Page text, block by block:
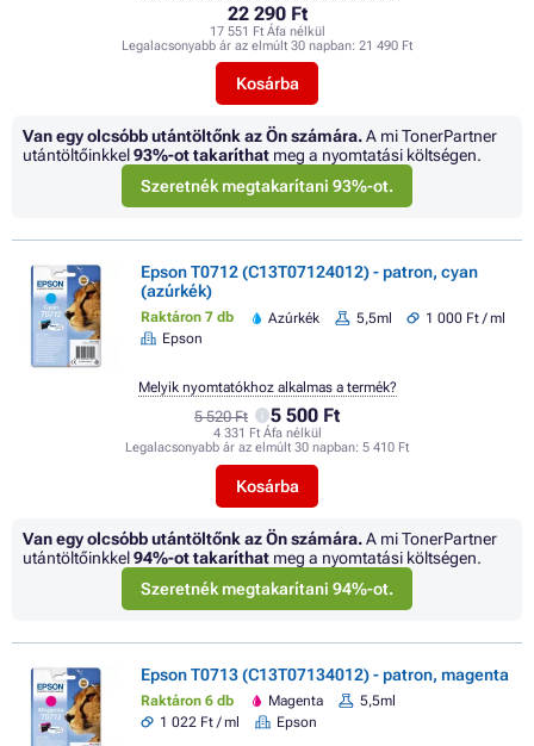
22 290 Ft
17 551 Ft Áfa nélkül
Legalacsonyabb ár az elmúlt 30 napban: 21 490 Ft
Kosárba
Van egy olcsóbb utántöltőnk az Ön számára.A mi TonerPartner
utántöltőinkkel93%-ot takaríthat meg a nyomtatási költségen.
Szeretnék megtakarítani 93%-ot.
Epson T0712 (C13T07124012) - patron, cyan
(azúrkék)
Raktáron 7 db Azúrkék 5,5ml
1 000 Ft / ml
Epson
5 520 Ft 5 500 Ft
4 331 Ft Áfa nélkül
Legalacsonyabb ár az elmúlt 30 napban: 5 410 Ft
Kosárba
Melyik nyomtatókhoz alkalmas a termék?
Van egy olcsóbb utántöltőnk az Ön számára.A mi TonerPartner
utántöltőinkkel94%-ot takaríthat meg a nyomtatási költségen.
Szeretnék megtakarítani 94%-ot.
Epson T0713 (C13T07134012) - patron, magenta
Raktáron 6 db Magenta
5,5ml
1 022 Ft / ml
Epson